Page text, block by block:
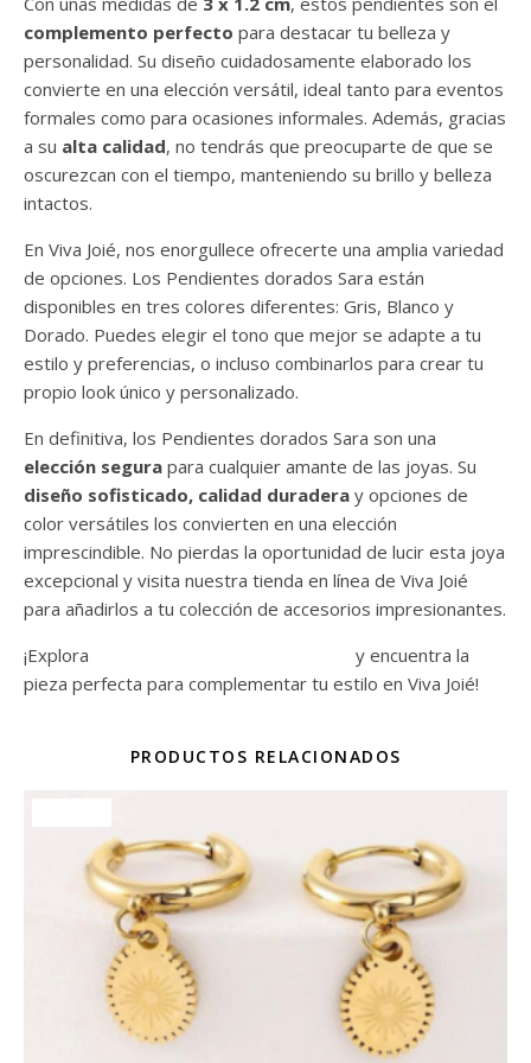
complemento perfecto para destacar tu belleza y
personalidad. Su diseño cuidadosamente elaborado los
convierte en una elección versátil, ideal tanto para eventos
formales como para ocasiones informales. Además, gracias
a su alta calidad, no tendrás que preocuparte de que se
oscurezcan con el tiempo, manteniendo su brillo y belleza
intactos.
En Viva Joié, nos enorgullece ofrecerte una amplia variedad
de opciones. Los Pendientes dorados Sara están
disponibles en tres colores diferentes: Gris, Blanco y
Dorado. Puedes elegir el tono que mejor se adapte a tu
estilo y preferencias, o incluso combinarlos para crear tu
propio look único y personalizado.
En definitiva, los Pendientes dorados Sara son una
elección segura para cualquier amante de las joyas. Su
diseño sofisticado, calidad duradera y opciones de
color versátiles los convierten en una elección
imprescindible. No pierdas la oportunidad de lucir esta joya
excepcional y visita nuestra tienda en línea de Viva Joié
para añadirlos a tu colección de accesorios impresionantes.
¡Explora
y encuentra la
pieza perfecta para complementar tu estilo en Viva Joié!
PRODUCTOS RELACIONADOS